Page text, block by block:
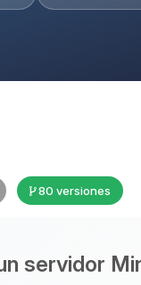
80 versiones
servidor